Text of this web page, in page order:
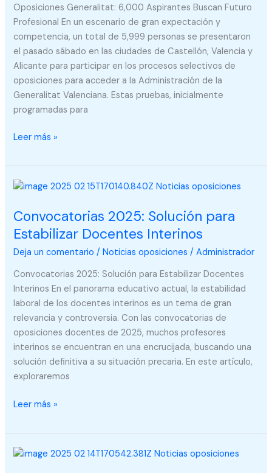
Oposiciones Generalitat: 6,000 Aspirantes Buscan Futuro
Profesional En un escenario de gran expectación y
competencia, un total de 5,999 personas se presentaron
el pasado sábado en las ciudades de Castellón, Valencia y
Alicante para participar en los procesos selectivos de
oposiciones para acceder a la Administración de la
Generalitat Valenciana. Estas pruebas, inicialmente
programadas para
Profesional
Leer más »
Convocatorias 2025: Solución para
Estabilizar Docentes Interinos
Deja un comentario /Noticias oposiciones /Administrador
Convocatorias 2025: Solución para Estabilizar Docentes
Interinos En el panorama educativo actual, la estabilidad
laboral de los docentes interinos es un tema de gran
relevancia y controversia. Con las convocatorias de
oposiciones docentes de 2025, muchos profesores
interinos se encuentran en una encrucijada, buscando una
solución definitiva a su situación precaria. En este artículo,
exploraremos
Convocatorias
Solución
para
Docentes
Interinos
Leer más »
Cómo